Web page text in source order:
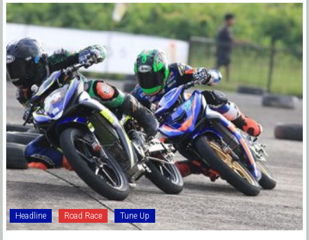
Headline Road Race Tune Up